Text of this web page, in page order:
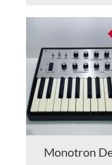
Monotron